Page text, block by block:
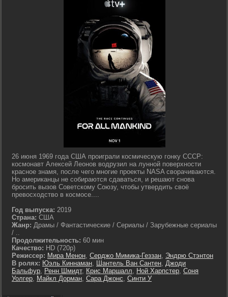
26 июня 1969 года США проиграли космическую гонку СССР:
космонавт Алексей Леонов водрузил на лунной поверхности
красное знамя, после чего многие проекты NASA сворачиваются.
Но американцы не собираются сдаваться, и решают снова
бросить вызов Советскому Союзу, чтобы утвердить своё
превосходство в космосе....
Год выпуска: 2019
Страна: США
Жанр: Драмы / Фантастические / Сериалы / Зарубежные сериалы
/ ..
Продолжительность: 60 мин
Качество: HD (720p)
Режиссер: Мира Менон, Серджо Мимика-Геззан, Эндрю Стэнтон
В ролях: Юэль Киннаман, Шантель Ван Сантен, Джоди
Бальфур, Ренн Шмидт, Крис Маршалл, Ной Харпстер, Соня
Уолгер, Майкл Дорман, Сара Джонс, Синти У